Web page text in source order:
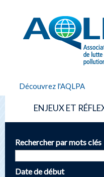
AQLPA
Découvrez l'AQLPA
ENJEUX ET
Rechercher par mots clés
Date de début